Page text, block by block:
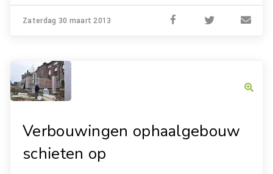
Zaterdag 30 maart 2013
Verbouwingen ophaalgebouw
schieten op